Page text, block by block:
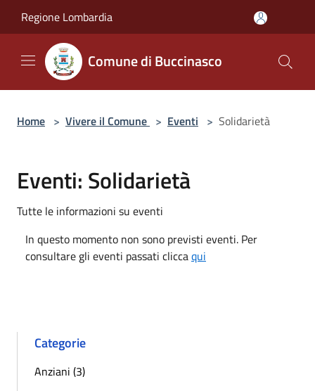
Regione Lombardia
Comune di Buccinasco
Home > Vivere il Comune > Eventi > Solidarietà
Eventi: Solidarietà
Tutte le informazioni su eventi
In questo momento non sono previsti eventi. Per
consultare gli eventi passati cliccaqui
Categorie
Anziani (3)